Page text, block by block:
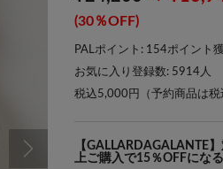
(30％OFF)
PALポイント: 154ポイント獲
お気に入り登録数: 5914 人
税込5,000円（予約商品は
【GALLARDAGALANTE
上ご購入で15％OFFにな